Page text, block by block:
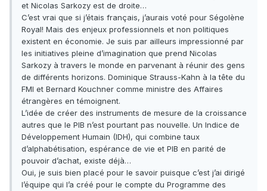
et Nicolas Sarkozy est de droite…
C’est vrai que si j’étais français, j’aurais voté pour Ségolène
Royal! Mais des enjeux professionnels et non politiques
existent en économie. Je suis par ailleurs impressionné par
les initiatives pleine d’imagination que prend Nicolas
Sarkozy à travers le monde en parvenant à réunir des gens
de différents horizons. Dominique Strauss-Kahn à la tête du
FMI et Bernard Kouchner comme ministre des Affaires
étrangères en témoignent.
L’idée de créer des instruments de mesure de la croissance
autres que le PIB n’est pourtant pas nouvelle. Un Indice de
Développement Humain (IDH), qui combine taux
d’alphabétisation, espérance de vie et PIB en parité de
pouvoir d’achat, existe déjà…
Oui, je suis bien placé pour le savoir puisque c’est j’ai dirigé
l’équipe qui l’a créé pour le compte du Programme des